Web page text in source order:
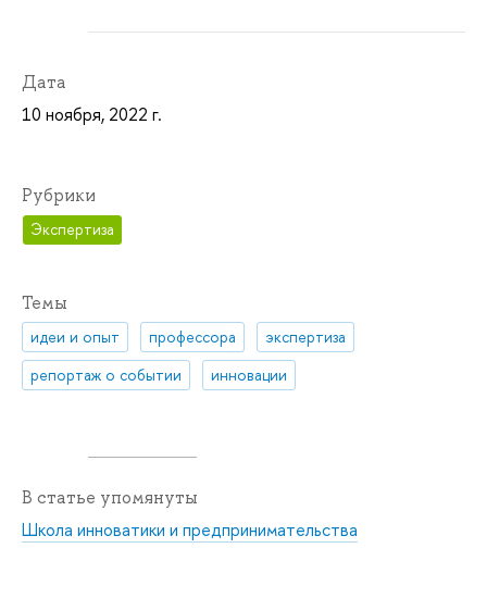
Дата
10 ноября, 2022 г.
Рубрики
Экспертиза
Темы
идеи и опыт профессора
экспертиза
репортаж о событии
инновации
В статье упомянуты
Школа инноватики и предпринимательства